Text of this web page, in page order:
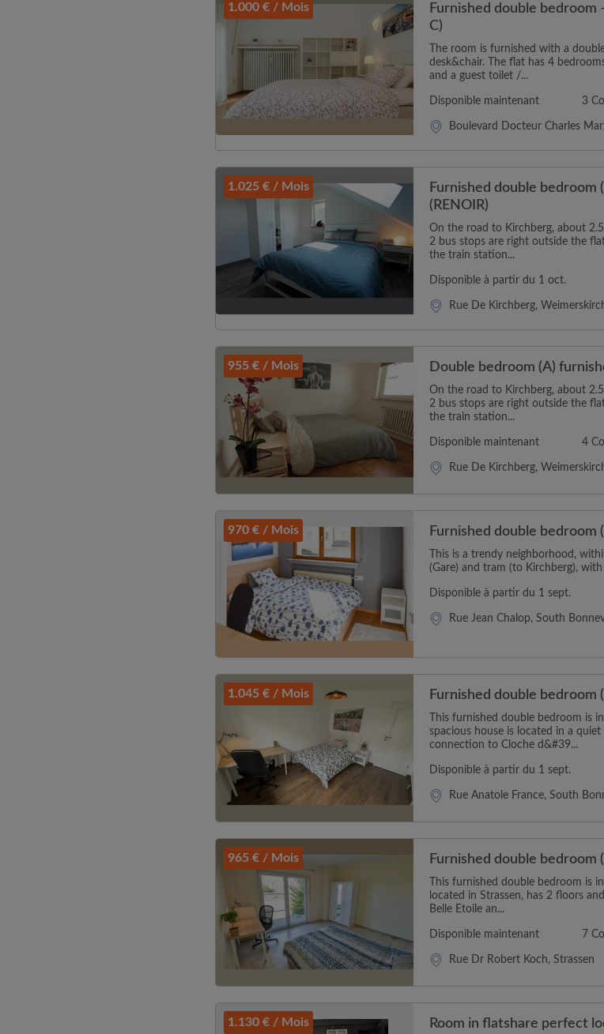
1.000 € / Mois
Furnished double bedroom
C)
The room is furnished with a
desk&chair. The flat has 4
and a guest toilet /...
Disponible maintenant 3
Boulevard Docteur Charles Marx,
1.025 € / Mois
Furnished double
(RENOIR)
On the road to Kirchberg, about
2 bus stops are right outside the
the train station...
Disponible à partir du 1 oct.
Rue De Kirchberg,
955 € / Mois Double bedroom (A)
On the road to Kirchberg, about
2 bus stops are right outside the
the train station...
Disponible maintenant 4
Rue De Kirchberg,
970 € / Mois Furnished double bedroom
This is a trendy neighborhood,
(Gare) and tram (to Kirchberg),
Disponible à partir du 1 sept.
Rue Jean Chalop, South
1.045 € / Mois Furnished double bedroom
This furnished double bedroom is
spacious house is located in a
connection to Cloche d&#39...
Disponible à partir du 1 sept.
Rue Anatole France, South
965 € / Mois Furnished double bedroom
This furnished double bedroom is
located in Strassen, has 2 floors
Belle Etoile an...
Disponible maintenant 7
Rue Dr Robert Koch, Strassen
1.130 € / Mois Room in flatshare perfect